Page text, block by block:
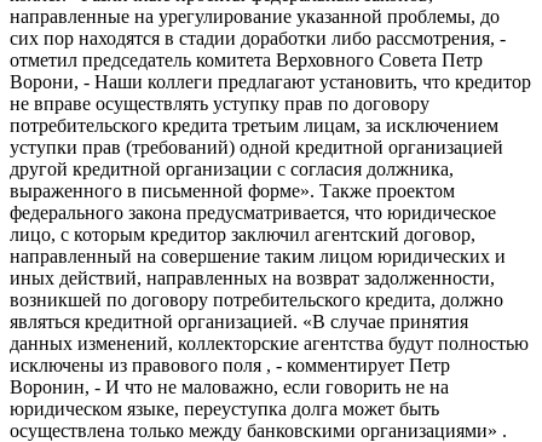
направленные на урегулирование указанной проблемы, до
сих пор находятся в стадии доработки либо рассмотрения, -
отметил председатель комитета Верховного Совета Петр
Ворони, - Наши коллеги предлагают установить, что кредитор
не вправе осуществлять уступку прав по договору
потребительского кредита третьим лицам, за исключением
уступки прав (требований) одной кредитной организацией
другой кредитной организации с согласия должника,
выраженного в письменной форме». Также проектом
федерального закона предусматривается, что юридическое
лицо, с которым кредитор заключил агентский договор,
направленный на совершение таким лицом юридических и
иных действий, направленных на возврат задолженности,
возникшей по договору потребительского кредита, должно
являться кредитной организацией. «В случае принятия
данных изменений, коллекторские агентства будут полностью
исключены из правового поля , - комментирует Петр
Воронин, - И что не маловажно, если говорить не на
юридическом языке, переуступка долга может быть
осуществлена только между банковскими организациями» .